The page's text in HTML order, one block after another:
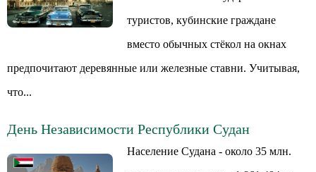
туристов, кубинские граждане
вместо обычных стёкол на окнах
предпочитают деревянные или железные ставни. Учитывая,
что...
День Независимости Республики Судан
Население Судана - около 35 млн.